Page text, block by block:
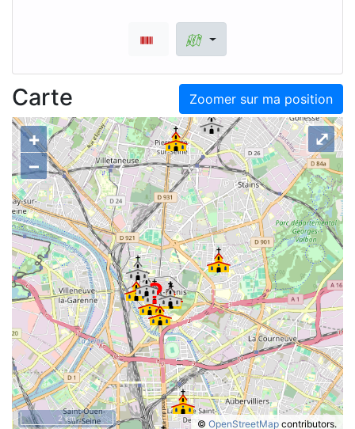
Zoomer sur ma position
Carte
+
–
© OpenStreetMap contributors.
⤢
2 km